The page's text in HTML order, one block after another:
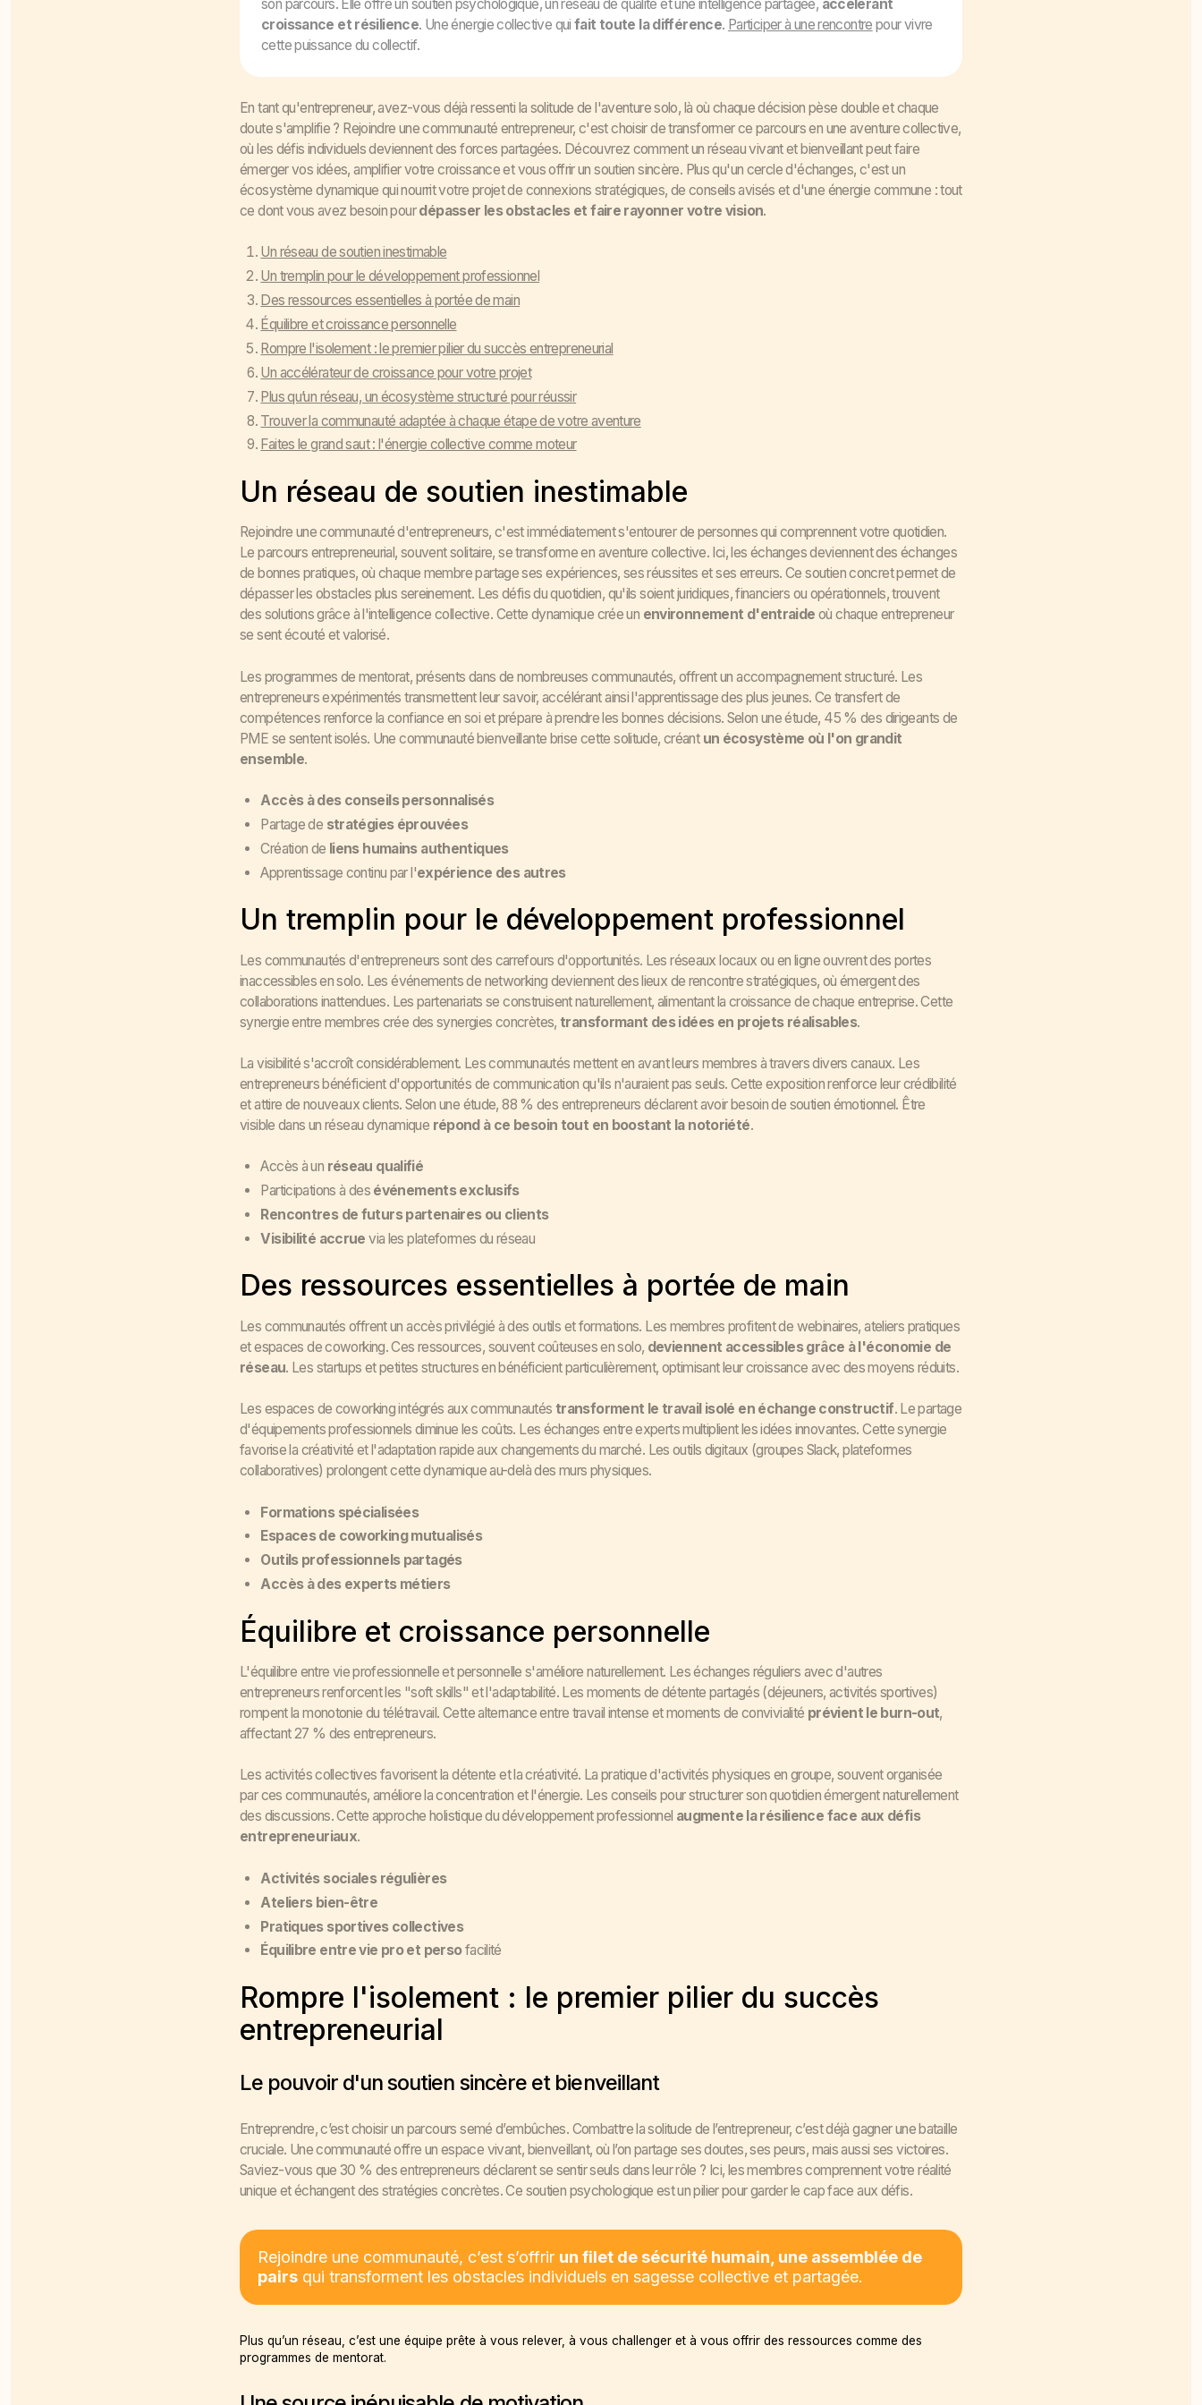
son parcours. Elle offre un soutien psychologique, un réseau de qualité et une intelligence partagée, accélérant
croissance et résilience. Une énergie collective quifait toute la différence. Participer à une rencontre pour vivre
cette puissance du collectif.
En tant qu'entrepreneur, avez-vous déjà ressenti la solitude de l'aventure solo, là où chaque décision pèse double et chaque
doute s'amplifie ? Rejoindre une communauté entrepreneur, c'est choisir de transformer ce parcours en une aventure collective,
où les défis individuels deviennent des forces partagées. Découvrez comment un réseau vivant et bienveillant peut faire
émerger vos idées, amplifier votre croissance et vous offrir un soutien sincère. Plus qu'un cercle d'échanges, c'est un
écosystème dynamique qui nourrit votre projet de connexions stratégiques, de conseils avisés et d'une énergie commune : tout
ce dont vous avez besoin pourdépasser les obstacles et faire rayonner votre vision.
Un réseau de soutien inestimable
Un tremplin pour le développement professionnel
Des ressources essentielles à portée de main
Équilibre et croissance personnelle
Rompre l'isolement : le premier pilier du succès entrepreneurial
Un accélérateur de croissance pour votre projet
Plus qu’un réseau, un écosystème structuré pour réussir
Trouver la communauté adaptée à chaque étape de votre aventure
Faites le grand saut : l'énergie collective comme moteur
Un réseau de soutien inestimable
Rejoindre une communauté d'entrepreneurs, c'est immédiatement s'entourer de personnes qui comprennent votre quotidien.
Le parcours entrepreneurial, souvent solitaire, se transforme en aventure collective. Ici, les échanges deviennent des échanges
de bonnes pratiques, où chaque membre partage ses expériences, ses réussites et ses erreurs. Ce soutien concret permet de
dépasser les obstacles plus sereinement. Les défis du quotidien, qu'ils soient juridiques, financiers ou opérationnels, trouvent
des solutions grâce à l'intelligence collective. Cette dynamique crée un environnement d'entraide où chaque entrepreneur
se sent écouté et valorisé.
Les programmes de mentorat, présents dans de nombreuses communautés, offrent un accompagnement structuré. Les
entrepreneurs expérimentés transmettent leur savoir, accélérant ainsi l'apprentissage des plus jeunes. Ce transfert de
compétences renforce la confiance en soi et prépare à prendre les bonnes décisions. Selon une étude, 45 % des dirigeants de
PME se sentent isolés. Une communauté bienveillante brise cette solitude, créant un écosystème où l'on grandit
ensemble.
Accès à des conseils personnalisés
Partage de stratégies éprouvées
Création de liens humains authentiques
Apprentissage continu par l'expérience des autres
Un tremplin pour le développement professionnel
Les communautés d'entrepreneurs sont des carrefours d'opportunités. Les réseaux locaux ou en ligne ouvrent des portes
inaccessibles en solo. Les événements de networking deviennent des lieux de rencontre stratégiques, où émergent des
collaborations inattendues. Les partenariats se construisent naturellement, alimentant la croissance de chaque entreprise. Cette
synergie entre membres crée des synergies concrètes, transformant des idées en projets réalisables.
La visibilité s'accroît considérablement. Les communautés mettent en avant leurs membres à travers divers canaux. Les
entrepreneurs bénéficient d'opportunités de communication qu'ils n'auraient pas seuls. Cette exposition renforce leur crédibilité
et attire de nouveaux clients. Selon une étude, 88 % des entrepreneurs déclarent avoir besoin de soutien émotionnel. Être
visible dans un réseau dynamique répond à ce besoin tout en boostant la notoriété.
Accès à un réseau qualifié
Participations à des événements exclusifs
Rencontres de futurs partenaires ou clients
Visibilité accrue via les plateformes du réseau
Des ressources essentielles à portée de main
Les communautés offrent un accès privilégié à des outils et formations. Les membres profitent de webinaires, ateliers pratiques
et espaces de coworking. Ces ressources, souvent coûteuses en solo, deviennent accessibles grâce à l'économie de
réseau. Les startups et petites structures en bénéficient particulièrement, optimisant leur croissance avec des moyens réduits.
Les espaces de coworking intégrés aux communautés transforment le travail isolé en échange constructif. Le partage
d'équipements professionnels diminue les coûts. Les échanges entre experts multiplient les idées innovantes. Cette synergie
favorise la créativité et l'adaptation rapide aux changements du marché. Les outils digitaux (groupes Slack, plateformes
collaboratives) prolongent cette dynamique au-delà des murs physiques.
Formations spécialisées
Espaces de coworking mutualisés
Outils professionnels partagés
Accès à des experts métiers
Équilibre et croissance personnelle
L'équilibre entre vie professionnelle et personnelle s'améliore naturellement. Les échanges réguliers avec d'autres
entrepreneurs renforcent les "soft skills" et l'adaptabilité. Les moments de détente partagés (déjeuners, activités sportives)
rompent la monotonie du télétravail. Cette alternance entre travail intense et moments de convivialité prévient le burn-out,
affectant 27 % des entrepreneurs.
Les activités collectives favorisent la détente et la créativité. La pratique d'activités physiques en groupe, souvent organisée
par ces communautés, améliore la concentration et l'énergie. Les conseils pour structurer son quotidien émergent naturellement
des discussions. Cette approche holistique du développement professionnel augmente la résilience face aux défis
entrepreneuriaux.
Activités sociales régulières
Ateliers bien-être
Pratiques sportives collectives
Équilibre entre vie pro et persofacilité
Rompre l'isolement : le premier pilier du succès
entrepreneurial
Le pouvoir d'un soutien sincère et bienveillant
Entreprendre, c’est choisir un parcours semé d’embûches. Combattre la solitude de l’entrepreneur, c’est déjà gagner une bataille
cruciale. Une communauté offre un espace vivant, bienveillant, où l’on partage ses doutes, ses peurs, mais aussi ses victoires.
Saviez-vous que 30 % des entrepreneurs déclarent se sentir seuls dans leur rôle ? Ici, les membres comprennent votre réalité
unique et échangent des stratégies concrètes. Ce soutien psychologique est un pilier pour garder le cap face aux défis.
Rejoindre une communauté, c’est s’offrir un filet de sécurité humain, une assemblée de
pairs qui transforment les obstacles individuels en sagesse collective et partagée.
Plus qu’un réseau, c’est une équipe prête à vous relever, à vous challenger et à vous offrir des ressources comme des
programmes de mentorat.